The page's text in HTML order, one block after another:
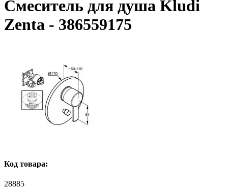
Смеситель для душа Kludi
Zenta - 386559175
Код товара:
28885